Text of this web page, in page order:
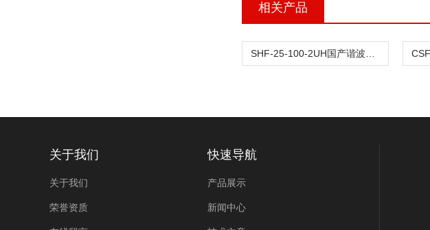
相关产品
关于我们
关于我们
荣誉资质
快速导航
产品展示
新闻中心